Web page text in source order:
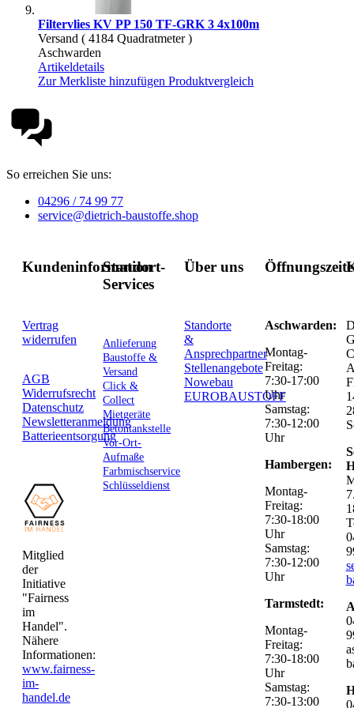
Filtervlies KV PP 150 TF-GRK 3 4x100m
Versand ( 4184 Quadratmeter )
Aschwarden
Artikeldetails
Zur Merkliste hinzufügen Produktvergleich
So erreichen Sie uns:
04296 / 74 99 77
service@dietrich-baustoffe.shop
Kundeninformation
Vertrag
widerrufen
AGB
Widerrufsrecht
Datenschutz
Newsletteranmeldung
Batterieentsorgung
Mitglied
der
Initiative
"Fairness
im
Handel".
Nähere
Informationen:
www.fairness-
im-
handel.de
Standort-
Services
Anlieferung
Baustoffe &
Versand
Click &
Collect
Mietgeräte
Betontankstelle
Vor-Ort-
Aufmaße
Farbmischservice
Schlüsseldienst
Über uns
Standorte
&
Ansprechpartner
Stellenangebote
Nowebau
EUROBAUSTOFF
Aschwarden:
Montag-
Freitag:
7:30-17:00
Uhr
Samstag:
7:30-12:00
Uhr
Hambergen:
Montag-
Freitag:
7:30-18:00
Uhr
Samstag:
7:30-12:00
Uhr
Tarmstedt:
Montag-
Freitag:
7:30-18:00
Uhr
Samstag:
7:30-13:00